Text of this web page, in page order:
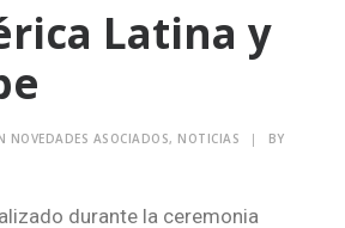
Latina y
NOVEDADES ASOCIADOS, NOTICIAS |
BY
durante la ceremonia